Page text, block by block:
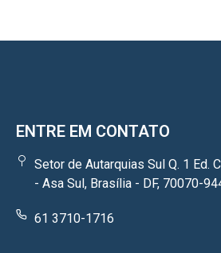
ENTRE EM CONTATO
Setor de Autarquias Sul Q. 1 Ed.
- Asa Sul, Brasília - DF, 70070-
61 3710-1716